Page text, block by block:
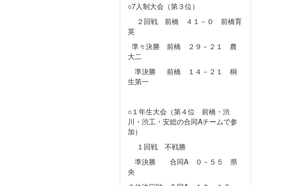
○7人制大会（第３位）
２回戦 前橋 ４１－０ 前橋育
英
準々決勝 前橋 ２９－２１ 農
大二
準決勝 前橋 １４－２１ 桐
生第一
○１年生大会（第４位 前橋・渋
川・渋工・安総の合同Aチームで参
加）
１回戦 不戦勝
準決勝 合同A ０－５５ 県
央